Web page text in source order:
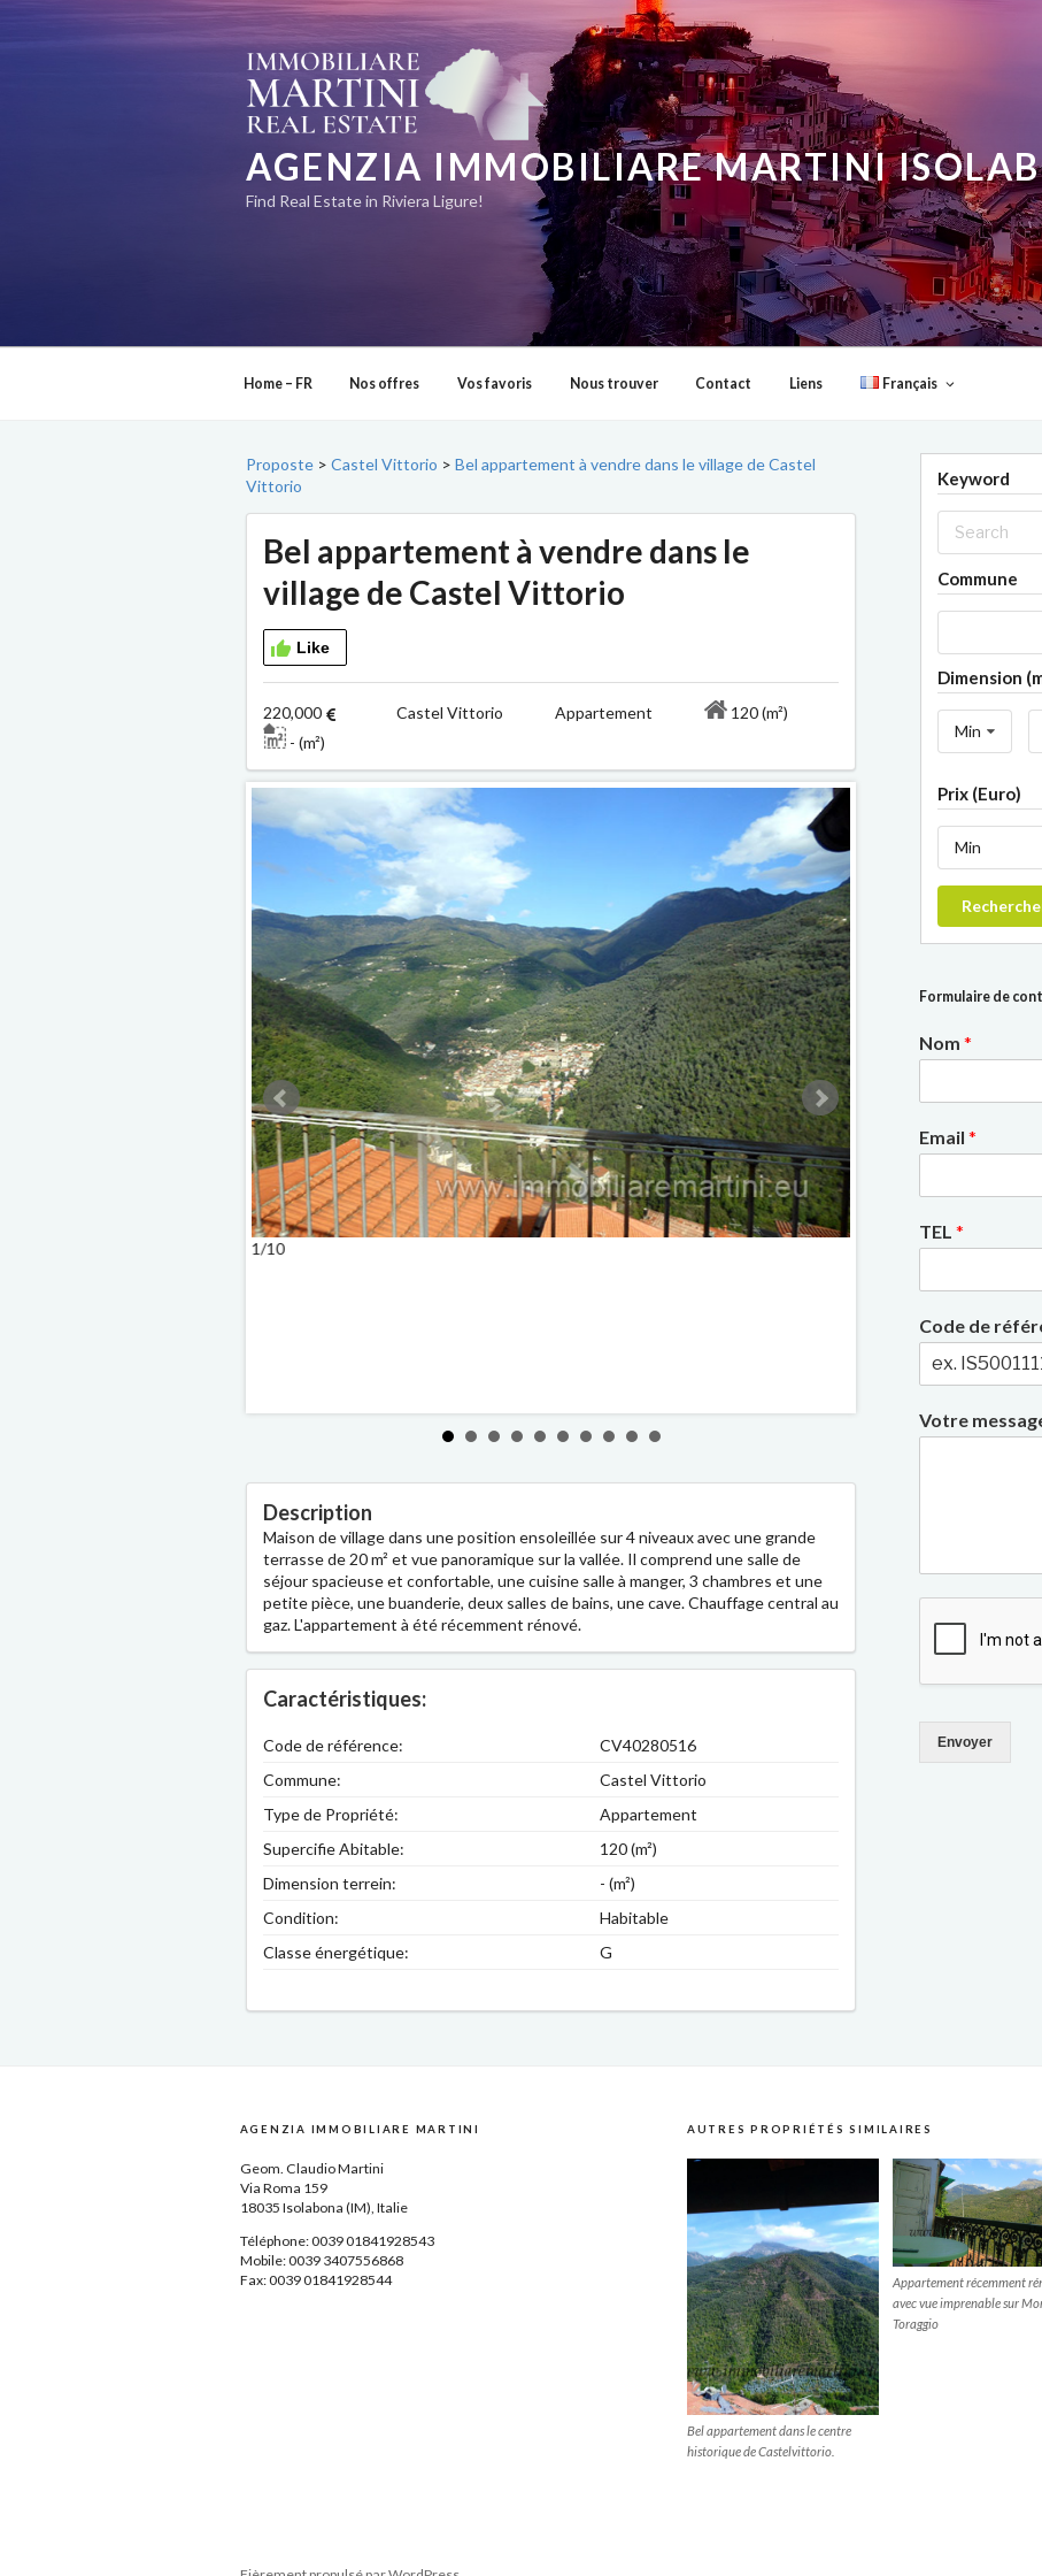
AGENZIA IMMOBILIARE MARTINI
Find Real Estate in Riviera Ligure!
Home – FR Nos offres Vos favoris Nous trouver Contact Liens Français
Proposte > Castel Vittorio > Bel appartement à vendre dans le village de Castel
Vittorio
Bel appartement à vendre dans le
village de Castel Vittorio
Like
220,000 Castel Vittorio Appartement
120 (m²)
- (m²)
1/10
Description
Maison de village dans une position ensoleillée sur 4 niveaux avec une grande
terrasse de 20 m² et vue panoramique sur la vallée. Il comprend une salle de
séjour spacieuse et confortable, une cuisine salle à manger, 3 chambres et une
petite pièce, une buanderie, deux salles de bains, une cave. Chauffage central au
gaz. L'appartement à été récemment rénové.
Caractéristiques:
Code de référence:
CV40280516
Commune:
Castel Vittorio
Type de Propriété:
Appartement
Supercifie Abitable:
120 (m²)
Dimension terrein:
- (m²)
Condition:
Habitable
Classe énergétique:
G
Keyword
Commune
Dimension
Min
Prix (Euro)
Min
Formulaire de
Nom*
Email*
TEL*
Code de
Votre
Envoyer
AGENZIA IMMOBILIARE MARTINI
Geom. Claudio Martini
Via Roma 159
18035 Isolabona (IM), Italie
Téléphone: 003901841928543
Mobile: 0039 3407556868
Fax: 0039 01841928544
AUTRES PROPRIÉTÉS SIMILAIRES
Bel appartement dans le centre
historique de Castelvittorio.
Appartement récemment
avec vue imprenable sur
Toraggio